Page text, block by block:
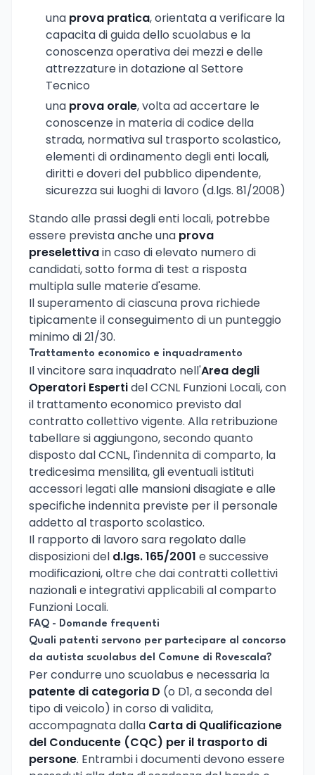
una prova pratica, orientata a verificare la
capacita di guida dello scuolabus e la
conoscenza operativa dei mezzi e delle
attrezzature in dotazione al Settore
Tecnico
una prova orale, volta ad accertare le
conoscenze in materia di codice della
strada, normativa sul trasporto scolastico,
elementi di ordinamento degli enti locali,
diritti e doveri del pubblico dipendente,
sicurezza sui luoghi di lavoro (d.lgs. 81/2008)
Stando alle prassi degli enti locali, potrebbe
essere prevista anche una prova
preselettivain caso di elevato numero di
candidati, sotto forma di test a risposta
multipla sulle materie d'esame.
Il superamento di ciascuna prova richiede
tipicamente il conseguimento di un punteggio
minimo di 21/30.
Trattamento economico e inquadramento
Il vincitore sara inquadrato nell'Area degli
Operatori Espertidel CCNL Funzioni Locali, con
il trattamento economico previsto dal
contratto collettivo vigente. Alla retribuzione
tabellare si aggiungono, secondo quanto
disposto dal CCNL, l'indennita di comparto, la
tredicesima mensilita, gli eventuali istituti
accessori legati alle mansioni disagiate e alle
specifiche indennita previste per il personale
addetto al trasporto scolastico.
Il rapporto di lavoro sara regolato dalle
disposizioni del d.lgs. 165/2001 e successive
modificazioni, oltre che dai contratti collettivi
nazionali e integrativi applicabili al comparto
Funzioni Locali.
FAQ - Domande frequenti
Quali patenti servono per partecipare al concorso
da autista scuolabus del Comune di Rovescala?
Per condurre uno scuolabus e necessaria la
patente di categoria D (o D1, a seconda del
tipo di veicolo) in corso di validita,
accompagnata dalla Carta di Qualificazione
del Conducente (CQC) per il trasporto di
persone. Entrambi i documenti devono essere